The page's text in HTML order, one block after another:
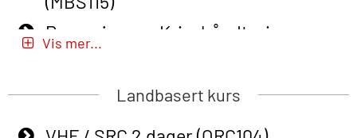
Helikopterevakuering inkl pustelunge
med adaptive e-læring (OSEBLE018)
Airpocket with E-learning (English)
Passasjer- og Krisehåndtering
(MBSBLE020)
Passasjer- og Krisehåndtering
Vis mer...
Landbasert kurs